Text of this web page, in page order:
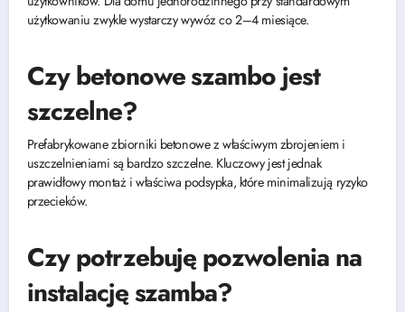
użytkowaniu zwykle wystarczy wywóz co 2–4 miesiące.
Czy betonowe szambo jest
szczelne?
Prefabrykowane zbiorniki betonowe z właściwym zbrojeniem i
uszczelnieniami są bardzo szczelne. Kluczowy jest jednak
prawidłowy montaż i właściwa podsypka, które minimalizują ryzyko
przecieków.
Czy potrzebuję pozwolenia na
instalację szamba?